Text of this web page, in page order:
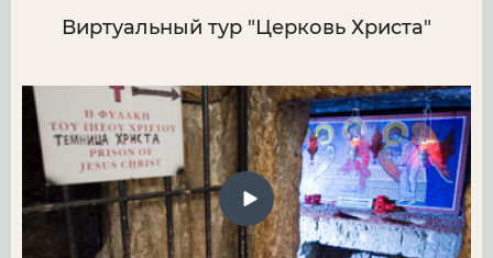
Виртуальный тур "Церковь Христа"